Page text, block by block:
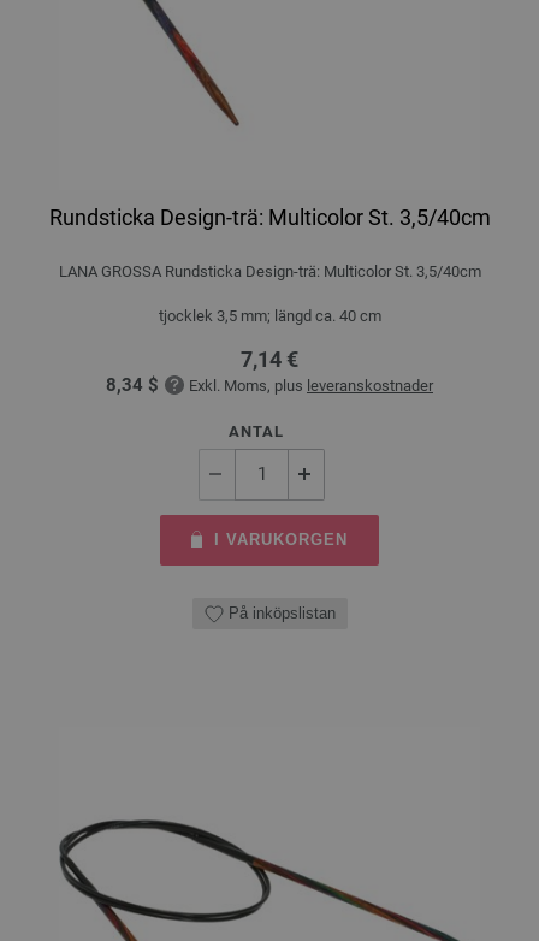
Rundsticka Design-trä: Multicolor St. 3,5/40cm
LANA GROSSA Rundsticka Design-trä: Multicolor St. 3,5/40cm
tjocklek 3,5 mm; längd ca. 40 cm
7,14 €
8,34 $ Exkl. Moms, plus leveranskostnader
ANTAL
I VARUKORGEN
På inköpslistan